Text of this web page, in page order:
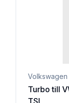
Volkswagen
Turbo till
TSI